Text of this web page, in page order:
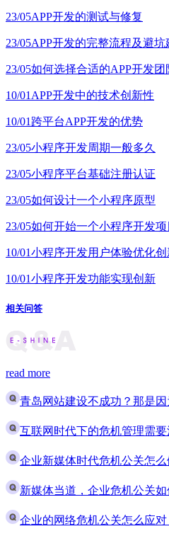
23/05APP开发的测试与修复
23/05APP开发的完整流程及避坑
23/05如何选择合适的APP开发团
10/01 APP开发中的技术创新性
10/01 跨平台APP开发的优势
23/05小程序开发周期一般多久
23/05小程序平台基础注册认证
23/05如何设计一个小程序原型
23/05如何开始一个小程序开发项
10/01小程序开发用户体验优化创
10/01小程序开发功能实现创新
相关问答
read more
青岛网站建设不成功？那是
互联网时代下的危机管理需
企业新媒体时代危机公关怎么
新媒体当道，企业危机公关如
企业的网络危机公关怎么应对